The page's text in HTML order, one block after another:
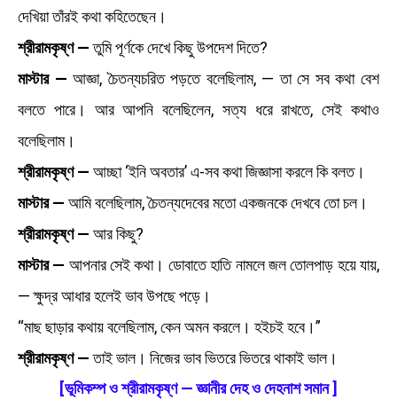
দেখিয়া তাঁরই কথা কহিতেছেন।
শ্রীরামকৃষ্ণ —তুমি পূর্ণকে দেখে কিছু উপদেশ দিতে?
মাস্টার — আজ্ঞা, চৈতন্যচরিত পড়তে বলেছিলাম, — তা সে সব কথা বেশ
বলতে পারে। আর আপনি বলেছিলেন, সত্য ধরে রাখতে, সেই কথাও
বলেছিলাম।
শ্রীরামকৃষ্ণ — আচ্ছা ‘ইনি অবতার’ এ-সব কথা জিজ্ঞাসা করলে কি বলত।
মাস্টার — আমি বলেছিলাম, চৈতন্যদেবের মতো একজনকে দেখবে তো চল।
শ্রীরামকৃষ্ণ — আর কিছু?
মাস্টার — আপনার সেই কথা। ডোবাতে হাতি নামলে জল তোলপাড় হয়ে যায়,
— ক্ষুদ্র আধার হলেই ভাব উপছে পড়ে।
“মাছ ছাড়ার কথায় বলেছিলাম, কেন অমন করলে। হইচই হবে।”
শ্রীরামকৃষ্ণ —তাই ভাল। নিজের ভাব ভিতরে ভিতরে থাকাই ভাল।
[ভূমিকম্প ও শ্রীরামকৃষ্ণ — জ্ঞানীর দেহ ও দেহনাশ সমান ]